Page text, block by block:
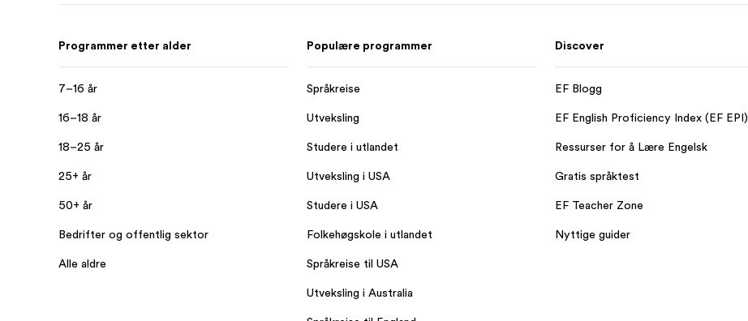
Programmer etter alder
7–16 år
16–18 år
18–25 år
25+ år
50+ år
Bedrifter og offentlig sektor
Alle aldre
Populære programmer
Språkreise
Utveksling
Studere i utlandet
Utveksling i USA
Studere i USA
Folkehøgskole i utlandet
Språkreise til USA
Utveksling i Australia
Discover
EF Blogg
EF English Proficiency Index (EF EPI)
Ressurser for å Lære Engelsk
Gratis språktest
EF Teacher Zone
Nyttige guider